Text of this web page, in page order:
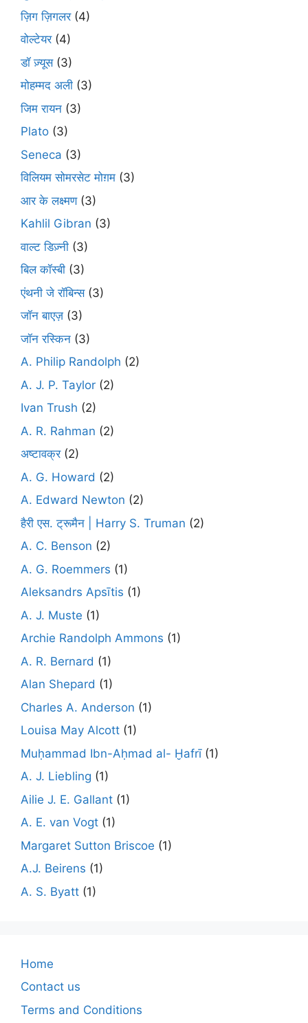
ज़िग ज़िगलर(4)
वोल्टेयर(4)
डॉ ज़्यूस(3)
मोहम्मद अली (3)
जिम रायन (3)
Plato (3)
Seneca (3)
विलियम सोमरसेट मोग़म (3)
आर के लक्ष्मण(3)
Kahlil Gibran (3)
वाल्ट डिज़्नी (3)
बिल कॉस्बी (3)
एंथनी जे रॉबिन्स(3)
जॉन बाएज़ (3)
जॉन रस्किन (3)
A. Philip Randolph (2)
A. J. P. Taylor (2)
Ivan Trush (2)
A. R. Rahman (2)
अष्टावक्र(2)
A. G. Howard (2)
A. Edward Newton (2)
हैरी एस. ट्रूमैन | Harry S. Truman (2)
A. C. Benson (2)
A. G. Roemmers (1)
Aleksandrs Apsītis (1)
A. J. Muste (1)
Archie Randolph Ammons (1)
A. R. Bernard (1)
Alan Shepard (1)
Charles A. Anderson (1)
Louisa May Alcott (1)
Muḥammad Ibn-Aḥmad al- Ḫafrī(1)
A. J. Liebling (1)
Ailie J. E. Gallant (1)
A. E. van Vogt (1)
Margaret Sutton Briscoe (1)
A.J. Beirens (1)
A. S. Byatt (1)
Home
Contact us
Terms and Conditions